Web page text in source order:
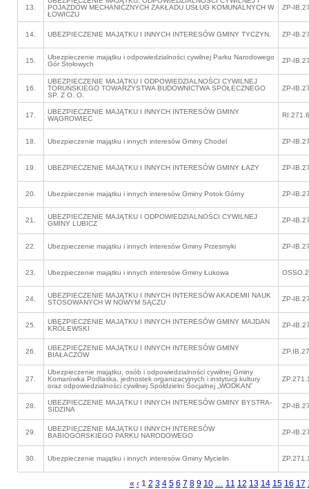
13.
POJAZDÓW MECHANICZNYCH ZAKŁADU USŁUG KOMUNALNYCH W
ŁOWICZU
ZP-
14. UBEZPIECZENIE MAJĄTKU I INNYCH INTERESÓW GMINY TYCZYN. ZP-
15.
Ubezpieczenie majątku i odpowiedzialności cywilnej Parku Narodowego
Gór Stołowych
ZP-
16.
UBEZPIECZENIE MAJĄTKU I ODPOWIEDZIALNOŚCI CYWILNEJ
TORUŃSKIEGO TOWARZYSTWA BUDOWNICTWA SPOŁECZNEGO
SP. Z O. O.
ZP-
17.
UBEZPIECZENIE MAJĄTKU I INNYCH INTERESÓW GMINY
WĄGROWIEC
18. Ubezpieczenie majątku i innych interesów Gminy Chodel ZP-
19. UBEZPIECZENIE MAJĄTKU I INNYCH INTERESÓW GMINY ŁAZY ZP-
20. Ubezpieczenie majątku i innych interesów Gminy Potok Górny ZP-
21.
UBEZPIECZENIE MAJĄTKU I ODPOWIEDZIALNOŚCI CYWILNEJ
GMINY LUBICZ
ZP-
22. Ubezpieczenie majątku i innych interesów Gminy Przesmyki ZP-
23. Ubezpieczenie majątku i innych interesów Gminy Łukowa
24.
UBEZPIECZENIE MAJĄTKU I INNYCH INTERESÓW AKADEMII NAUK
STOSOWANYCH W NOWYM SĄCZU
ZP-
25.
UBEZPIECZENIE MAJĄTKU I INNYCH INTERESÓW GMINY MAJDAN
KRÓLEWSKI
ZP-
26.
UBEZPIECZENIE MAJĄTKU I INNYCH INTERESÓW GMINY
BIAŁACZÓW
27.
Ubezpieczenie majątku, osób i odpowiedzialności cywilnej Gminy
Komarówka Podlaska, jednostek organizacyjnych i instytucji kultury
oraz odpowiedzialności cywilnej Spółdzielni Socjalnej „WODKAN”
28.
UBEZPIECZENIE MAJĄTKU I INNYCH INTERESÓW GMINY BYSTRA-
SIDZINA
ZP-
29.
UBEZPIECZENIE MAJĄTKU I INNYCH INTERESÓW
BABIOGÓRSKIEGO PARKU NARODOWEGO
ZP-
30. Ubezpieczenie majątku i innych interesów Gminy Mycielin
« ‹ 1 2 3 4 5 6 7 8 9 10 … 11 12 13 14 15 16 17